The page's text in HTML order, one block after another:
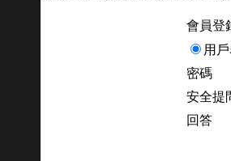
會員登
用
密碼
安全提
回答